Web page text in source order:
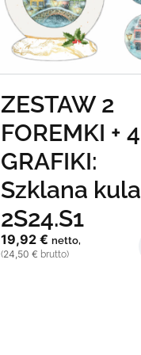
ZESTAW 2
FOREMKI + 4
GRAFIKI:
Szklana kula
2S24.S1
19,92 € netto,
(24,50 € brutto)